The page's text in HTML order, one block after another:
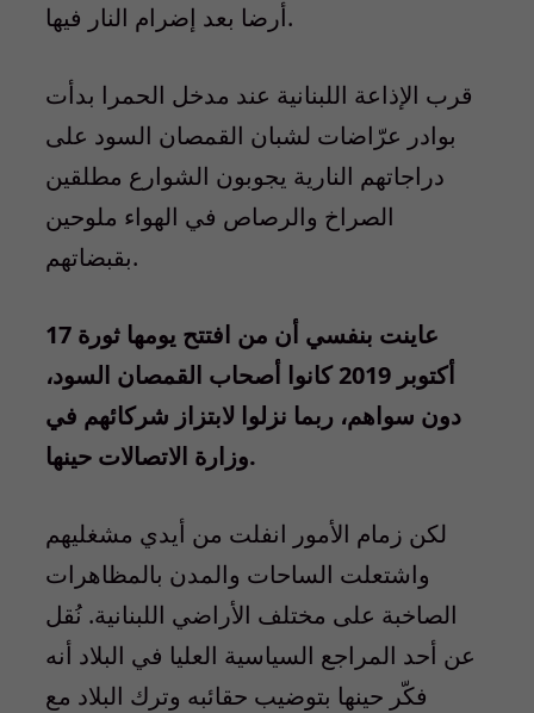
أرضا بعد إضرام النار فيها.
قرب الإذاعة اللبنانية عند مدخل الحمرا بدأت
بوادر عرّاضات لشبان القمصان السود على
دراجاتهم النارية يجوبون الشوارع مطلقين
الصراخ والرصاص في الهواء ملوحين
بقبضاتهم.
عاينت بنفسي أن من افتتح يومها ثورة 17
أكتوبر 2019 كانوا أصحاب القمصان السود،
دون سواهم، ربما نزلوا لابتزاز شركائهم في
وزارة الاتصالات حينها.
لكن زمام الأمور انفلت من أيدي مشغليهم
واشتعلت الساحات والمدن بالمظاهرات
الصاخبة على مختلف الأراضي اللبنانية. نُقل
عن أحد المراجع السياسية العليا في البلاد أنه
فكّر حينها بتوضيب حقائبه وترك البلاد مع